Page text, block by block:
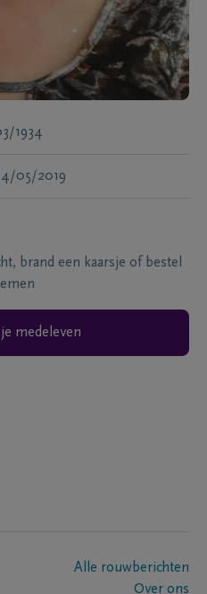
1934
05/2019
brand een kaarsje of bestel
medeleven
Alle rouwberichten
Over ons